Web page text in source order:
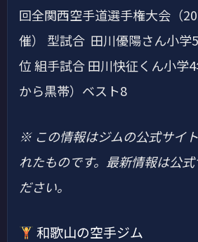
回全関西空手道選手権大会（
催） 型試合 田川優陽さん小
位 組手試合 田川快征くん小学
から黒帯）ベスト8
※ この情報はジムの公式サイ
れたものです。最新情報は公
ださい。
和歌山の空手ジム